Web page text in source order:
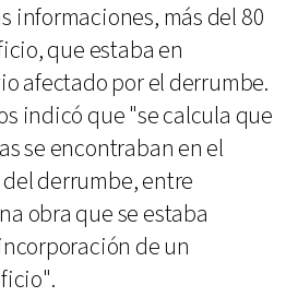
informaciones, más del 80
que estaba en
afectado por el derrumbe.
indicó que "se calcula que
se encontraban en el
derrumbe, entre
obra que se estaba
de un